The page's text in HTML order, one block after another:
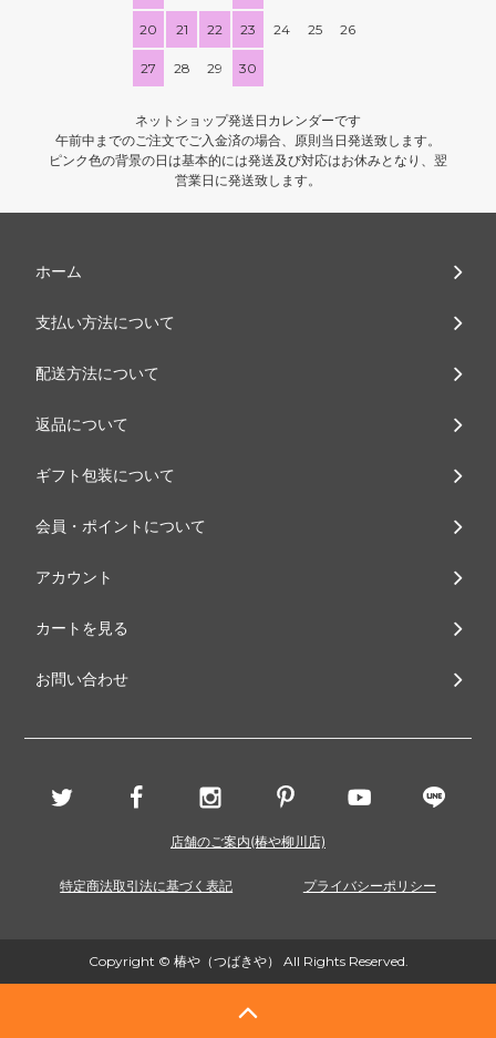
20 21 22 23 24 25 26
27 28 29 30
ネットショップ発送日カレンダーです
午前中までのご注文でご入金済の場合、原則当日発送致します。
ピンク色の背景の日は基本的には発送及び対応はお休みとなり、翌
営業日に発送致します。
ホーム
支払い方法について
配送方法について
返品について
ギフト包装について
会員・ポイントについて
アカウント
カートを見る
お問い合わせ
店舗のご案内(椿や柳川店)
特定商法取引法に基づく表記 プライバシーポリシー
Copyright © 椿や（つばきや） All Rights Reserved.